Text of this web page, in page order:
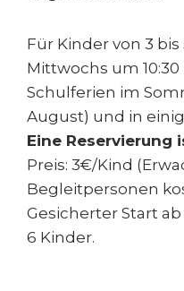
Für Kinder von 3 bis
Mittwochs um
Schulferien im
August) und in
Eine Reservierung
Preis: 3€/Kind
Begleitpersonen
Gesicherter Start
6 Kinder.